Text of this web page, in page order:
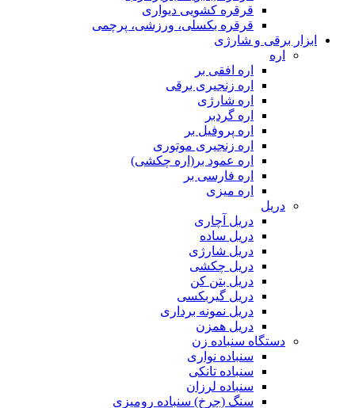
قرقره کشویی دیواری
قرقره بکسلی، ورزشی، پرچمی
ابزار برقی و شارژی
اره
اره افقی بر
اره زنجیری برقی
اره شارژی
اره گردبر
اره پروفیل بر
اره زنجیری موتوری
اره عمود بر(اره چکشی)
اره فارسی بر
اره میزی
دریل
دریل آچاری
دریل ساده
دریل شارژی
دریل چکشی
دریل بتن کن
دریل گیربکسی
دریل نمونه برداری
دریل همزن
دستگاه سنباده زن
سنباده نواری
سنباده تانکی
سنباده لرزان
سنگ (چرخ) سنباده رومیزی